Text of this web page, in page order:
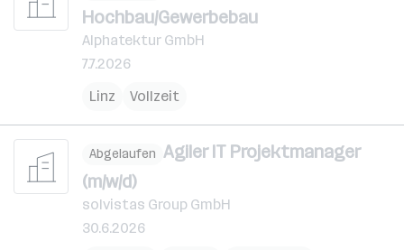
Hochbau/Gewerbebau
Alphatektur GmbH
7.7.2026
Linz
Vollzeit
Abgelaufen Agiler IT Projektmanager
(m/w/d)
solvistas Group GmbH
30.6.2026